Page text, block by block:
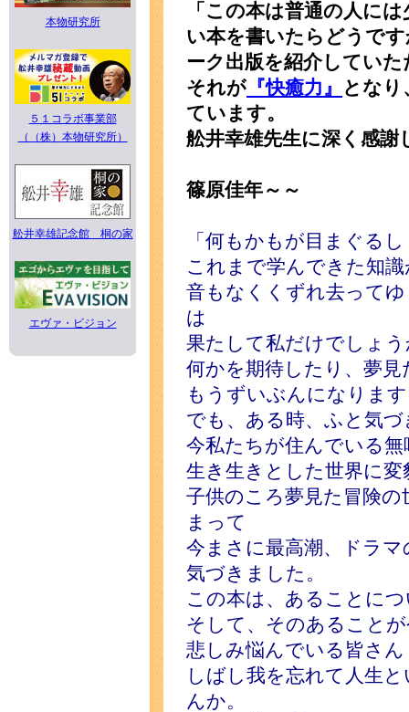
本物研究所
５１コラボ事業部
（（株）本物研究所）
舩井幸雄記念館 桐の家
エヴァ・ビジョン
「この本は普通の人に
い本を書いたらどうで
ーク出版を紹介してい
それが 『快癒力』
となり
ています。
舩井幸雄先生に深く感謝
篠原佳年～～
「何もかもが目まぐる
これまで学んできた知識
音もなくくずれ去って
は
果たして私だけでしょう
何かを期待したり、夢
もうずいぶんになりま
でも、ある時、ふと気
今私たちが住んでいる
生き生きとした世界に変
子供のころ夢見た冒険
まって
今まさに最高潮、ドラ
気づきました。
この本は、あることに
そして、そのあること
悲しみ悩んでいる皆さん
しばし我を忘れて人生
んか。